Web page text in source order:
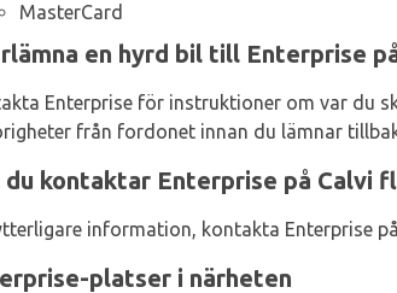
MasterCard
en hyrd bil till Enterprise
Enterprise för instruktioner om var du
från fordonet innan du lämnar
du kontaktar Enterprise på Calvi
information, kontakta Enterprise
platser i närheten